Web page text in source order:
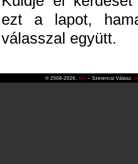
ezt a lapot,
válasszal együtt.
© 2008-2026, NG – Szerencsi Válasz.